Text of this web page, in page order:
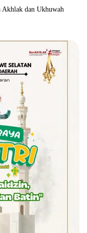
dan Ukhuwah